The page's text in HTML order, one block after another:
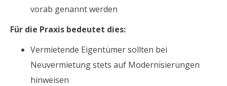
vorab genannt werden
Für die Praxis bedeutet dies:
Vermietende Eigentümer sollten bei
Neuvermietung stets auf Modernisierungen
hinweisen